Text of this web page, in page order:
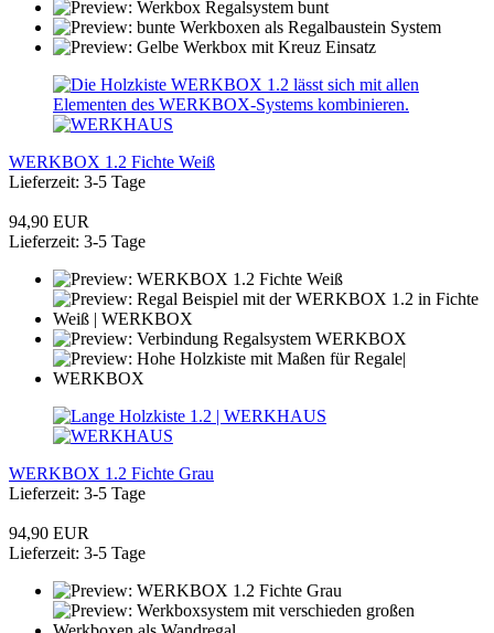
WERKBOX 1.2 Fichte Weiß
Lieferzeit: 3-5 Tage
94,90 EUR
Lieferzeit: 3-5 Tage
WERKBOX 1.2 Fichte Grau
Lieferzeit: 3-5 Tage
94,90 EUR
Lieferzeit: 3-5 Tage